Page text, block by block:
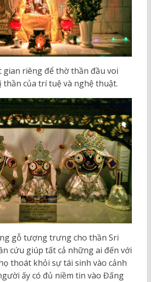
gian riêng để thờ thần đầu voi
thần của trí tuệ và nghệ thuật.
gỗ tượng trưng cho thần Sri
cứu giúp tất cả những ai đến với
thoát khỏi sự tái sinh vào cảnh
ấy có đủ niềm tin vào Đấng